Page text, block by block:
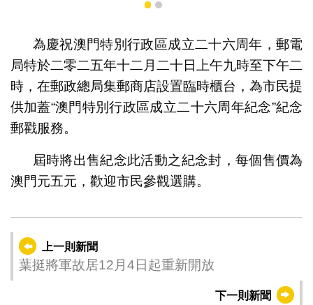
“澳門特別
1 2
為慶祝澳門特別行政區成立二十六周年，郵電
局特於二零二五年十二月二十日上午九時至下午二
時，在郵政總局集郵商店設置臨時櫃台，為市民提
供加蓋“澳門特別行政區成立二十六周年紀念”紀念
郵戳服務。
屆時將出售紀念此活動之紀念封，每個售價為
澳門元五元，歡迎市民參觀選購。
上一則新聞
葉挺將軍故居12月4日起重新開放
下一則新聞